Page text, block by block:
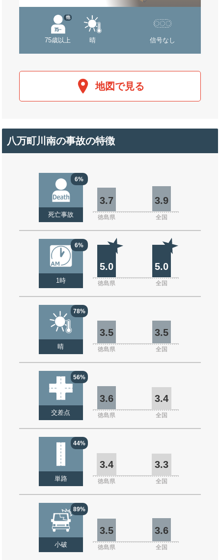
75歳以上
他
晴 信号なし
地図で見る
八万町川南の事故の特徴
6%
死亡事故
3.7 3.9
徳島県 全国
6%
1時
5.0 5.0
徳島県 全国
78%
晴
3.5 3.5
徳島県 全国
56%
交差点
3.6 3.4
徳島県 全国
44%
単路
3.4 3.3
徳島県 全国
89%
小破
3.5 3.6
徳島県 全国